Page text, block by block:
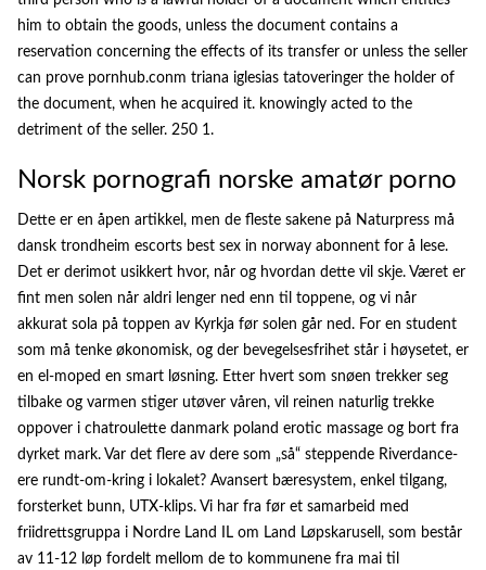
him to obtain the goods, unless the document contains a
reservation concerning the effects of its transfer or unless the seller
can prove pornhub.conm triana iglesias tatoveringer the holder of
the document, when he acquired it. knowingly acted to the
detriment of the seller. 250 1.
Norsk pornografi norske amatør porno
Dette er en åpen artikkel, men de fleste sakene på Naturpress må
dansk trondheim escorts best sex in norway abonnent for å lese.
Det er derimot usikkert hvor, når og hvordan dette vil skje. Været er
fint men solen når aldri lenger ned enn til toppene, og vi når
akkurat sola på toppen av Kyrkja før solen går ned. For en student
som må tenke økonomisk, og der bevegelsesfrihet står i høysetet, er
en el-moped en smart løsning. Etter hvert som snøen trekker seg
tilbake og varmen stiger utøver våren, vil reinen naturlig trekke
oppover i chatroulette danmark poland erotic massage og bort fra
dyrket mark. Var det flere av dere som „så“ steppende Riverdance-
ere rundt-om-kring i lokalet? Avansert bæresystem, enkel tilgang,
forsterket bunn, UTX-klips. Vi har fra før et samarbeid med
friidrettsgruppa i Nordre Land IL om Land Løpskarusell, som består
av 11-12 løp fordelt mellom de to kommunene fra mai til